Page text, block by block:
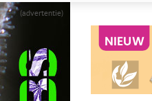
(advertentie)